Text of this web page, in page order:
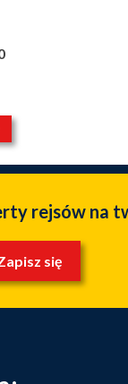
rejsów na
się